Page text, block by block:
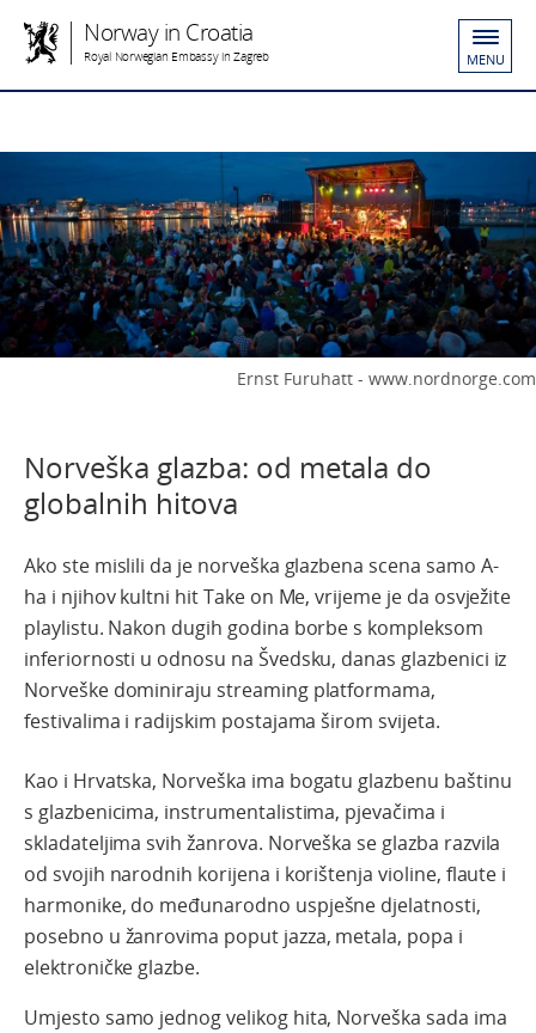
Norway in Croatia
Royal Norwegian Embassy in Zagreb MENU
Ernst Furuhatt - www.nordnorge.com
Norveška glazba: od metala do
globalnih hitova
Ako ste mislili da je norveška glazbena scena samo A-
ha i njihov kultni hit Take on Me, vrijeme je da osvježite
playlistu. Nakon dugih godina borbe s kompleksom
inferiornosti u odnosu na Švedsku, danas glazbenici iz
Norveške dominiraju streaming platformama,
festivalima i radijskim postajama širom svijeta.
Kao i Hrvatska, Norveška ima bogatu glazbenu baštinu
s glazbenicima, instrumentalistima, pjevačima i
skladateljima svih žanrova. Norveška se glazba razvila
od svojih narodnih korijena i korištenja violine, flaute i
harmonike, do međunarodno uspješne djelatnosti,
posebno u žanrovima poput jazza, metala, popa i
elektroničke glazbe.
Umjesto samo jednog velikog hita, Norveška sada ima